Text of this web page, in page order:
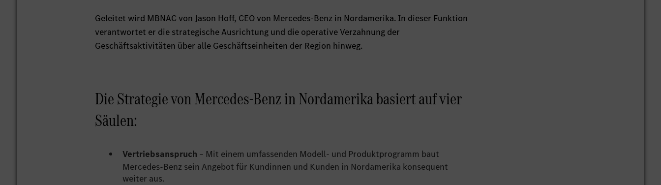
Geleitet wird MBNAC von Jason Hoff, CEO von Mercedes-Benz in Nordamerika. In dieser Funktion
verantwortet er die strategische Ausrichtung und die operative Verzahnung der
Geschäftsaktivitäten über alle Geschäftseinheiten der Region hinweg.
Die Strategie von Mercedes-Benz in Nordamerika basiert auf vier
Säulen:
Vertriebsanspruch – Mit einem umfassenden Modell- und Produktprogramm baut
Mercedes-Benz sein Angebot für Kundinnen und Kunden in Nordamerika konsequent
weiter aus.